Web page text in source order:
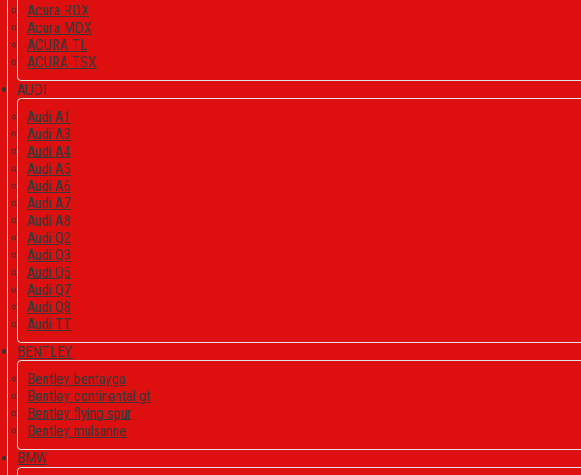
Acura RDX
Acura MDX
ACURA TL
ACURA TSX
AUDI
Audi A1
Audi A3
Audi A4
Audi A5
Audi A6
Audi A7
Audi A8
Audi Q2
Audi Q3
Audi Q5
Audi Q7
Audi Q8
Audi TT
BENTLEY
Bentley bentayga
Bentley continental gt
Bentley flying spur
Bentley mulsanne
BMW